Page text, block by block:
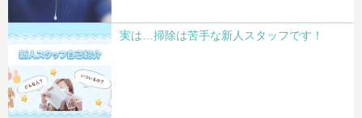
実は…掃除は苦手な新人スタッフです！